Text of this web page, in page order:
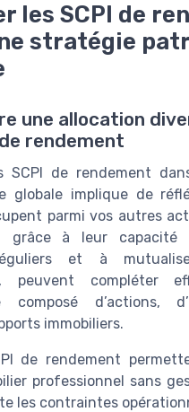
les SCPI de
stratégie
une allocation
rendement
SCPI de rendement
globale implique de
parmi vos autres
grâce à leur capacité
et à
peuvent compléter
composé d’actions,
immobiliers.
de rendement
professionnel sans
les contraintes